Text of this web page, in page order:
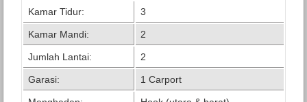
Kamar Tidur: 3
Kamar Mandi: 2
Jumlah Lantai: 2
Garasi: 1 Carport